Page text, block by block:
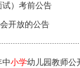
）考前公告
开放的公告
小学幼儿园教师公